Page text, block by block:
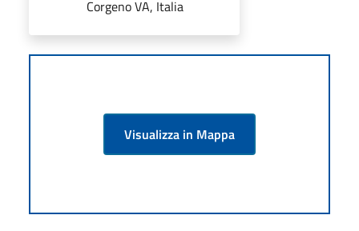
Corgeno VA, Italia
Visualizza in Mappa